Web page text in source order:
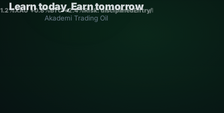
Learn today, Earn tomorrow
Akademi Trading Oil
XAU +0.8%BTC +2.4%Risk: disciplinedEntry/Exit: rule-based